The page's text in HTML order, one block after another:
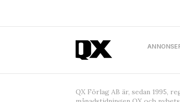
QX Förlag AB är, sedan 1995,